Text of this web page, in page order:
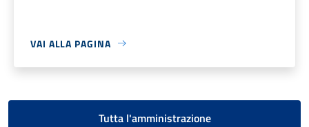
VAI ALLA PAGINA
Tutta l'amministrazione